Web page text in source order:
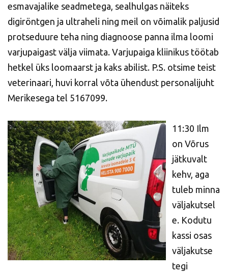
esmavajalike seadmetega, sealhulgas näiteks
digiröntgen ja ultraheli ning meil on võimalik paljusid
protseduure teha ning diagnoose panna ilma loomi
varjupaigast välja viimata. Varjupaiga kliinikus töötab
hetkel üks loomaarst ja kaks abilist. P.S. otsime teist
veterinaari, huvi korral võta ühendust personalijuht
Merikesega tel 5167099.
11:30 Ilm
on Võrus
jätkuvalt
kehv, aga
tuleb minna
väljakutsel
e. Kodutu
kassi osas
väljakutse
tegi